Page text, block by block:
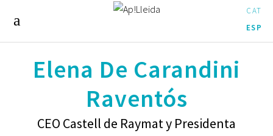
CAT
ESP
Elena De Carandini
Raventós
CEO Castell de Raymat y Presidenta